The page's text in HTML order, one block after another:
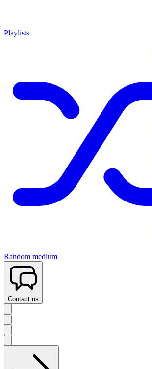
Playlists
Random medium
Contact us